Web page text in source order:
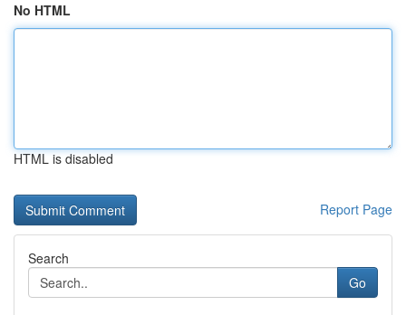
No HTML
HTML is disabled
Report Page
Search
Go